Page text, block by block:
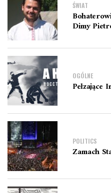
ŚWIAT
Dimy
OGÓLNE
Pełzające
POLITICS
Zamach